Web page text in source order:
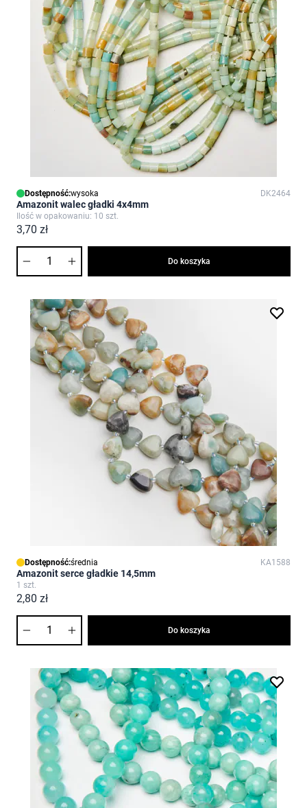
Dostępność:wysoka DK2464
Amazonit walec gładki 4x4mm
Ilość w opakowaniu: 10 szt.
3,70 zł
Do koszyka
Dostępność:średnia KA1588
Amazonit serce gładkie 14,5mm
1 szt.
2,80 zł
Do koszyka